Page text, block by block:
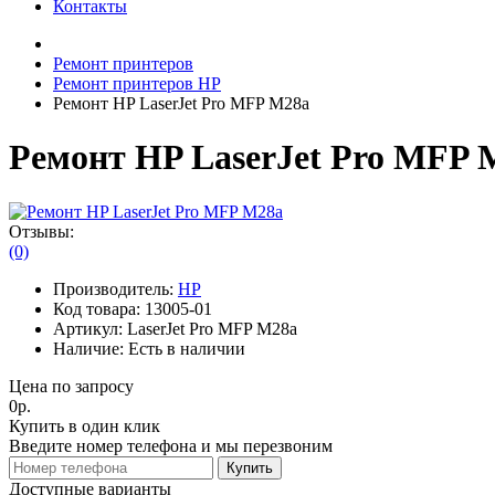
Контакты
Ремонт принтеров
Ремонт принтеров HP
Ремонт HP LaserJet Pro MFP M28a
Ремонт HP LaserJet Pro MFP
Отзывы:
(0)
Производитель: HP
Код товара: 13005-01
Артикул: LaserJet Pro MFP M28a
Наличие: Есть в наличии
Цена по запросу
0р.
Купить в один клик
Введите номер телефона и мы перезвоним
Купить
Доступные варианты